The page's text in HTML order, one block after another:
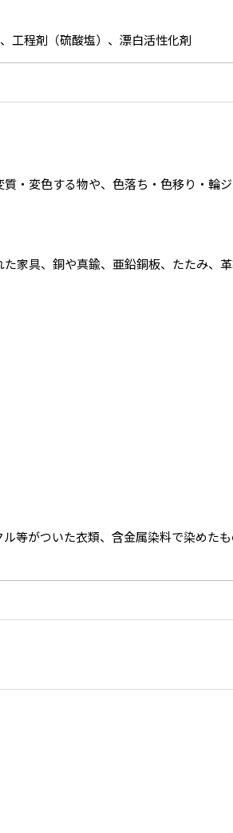
工程剤（硫酸塩）、漂白活性化剤
・変色する物や、色落ち・色移り・輪
家具、銅や真鍮、亜鉛銅板、たたみ、革
等がついた衣類、含金属染料で染めた